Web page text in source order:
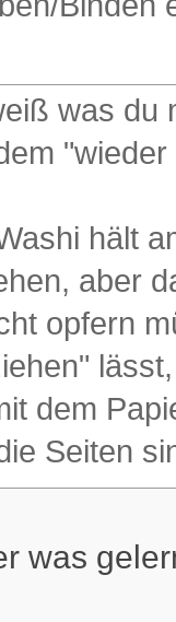
was du
hält
aber
opfern
dem
Seiten
was